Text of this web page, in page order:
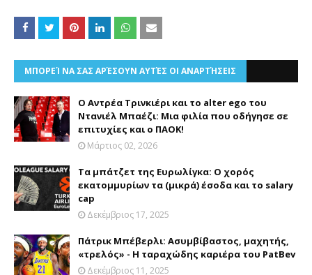
ΜΠΟΡΕΊ ΝΑ ΣΑΣ ΑΡΈΣΟΥΝ ΑΥΤΈΣ ΟΙ ΑΝΑΡΤΉΣΕΙΣ
Ο Αντρέα Τρινκιέρι και το alter ego του
Ντανιέλ Μπαέζι: Μια φιλία που οδήγησε σε
επιτυχίες και ο ΠΑΟΚ!
Μάρτιος 02, 2026
Τα μπάτζετ της Ευρωλίγκα: Ο χορός
εκατομμυρίων τα (μικρά) έσοδα και το salary
cap
Δεκέμβριος 17, 2025
Πάτρικ Μπέβερλι: Ασυμβίβαστος, μαχητής,
«τρελός» - Η ταραχώδης καριέρα του PatBev
Δεκέμβριος 11, 2025